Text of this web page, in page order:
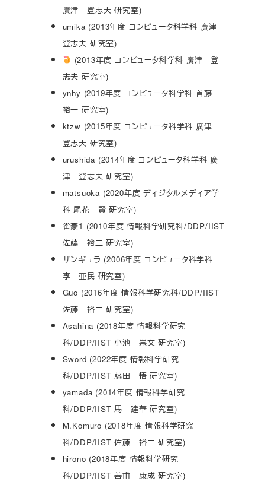
廣津 登志夫 研究室)
umika (2013年度 コンピュータ科学科 廣津
登志夫 研究室)
(2013年度 コンピュータ科学科 廣津 登
志夫 研究室)
ynhy (2019年度 コンピュータ科学科 首藤
裕一 研究室)
ktzw (2015年度 コンピュータ科学科 廣津
登志夫 研究室)
urushida (2014年度 コンピュータ科学科 廣
津 登志夫 研究室)
matsuoka (2020年度 ディジタルメディア学
科 尾花 賢 研究室)
雀豪1 (2010年度 情報科学研究科/DDP/IIST
佐藤 裕二 研究室)
ザンギュラ (2006年度 コンピュータ科学科
李 亜民 研究室)
Guo (2016年度 情報科学研究科/DDP/IIST
佐藤 裕二 研究室)
Asahina (2018年度 情報科学研究
科/DDP/IIST 小池 崇文 研究室)
Sword (2022年度 情報科学研究
科/DDP/IIST 藤田 悟 研究室)
yamada (2014年度 情報科学研究
科/DDP/IIST 馬 建華 研究室)
M.Komuro (2018年度 情報科学研究
科/DDP/IIST 佐藤 裕二 研究室)
hirono (2018年度 情報科学研究
科/DDP/IIST 善甫 康成 研究室)